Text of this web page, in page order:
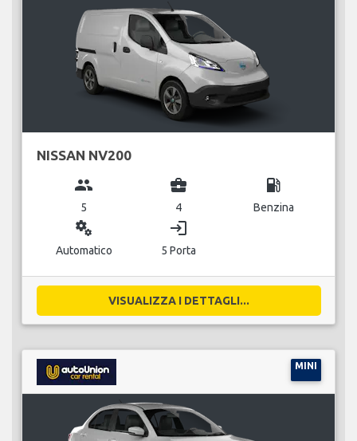
NISSAN NV200
group
5
business_center
4
local_gas_station
Benzina
miscellaneous_services
Automatico
login
5 Porta
VISUALIZZA I DETTAGLI...
MINI